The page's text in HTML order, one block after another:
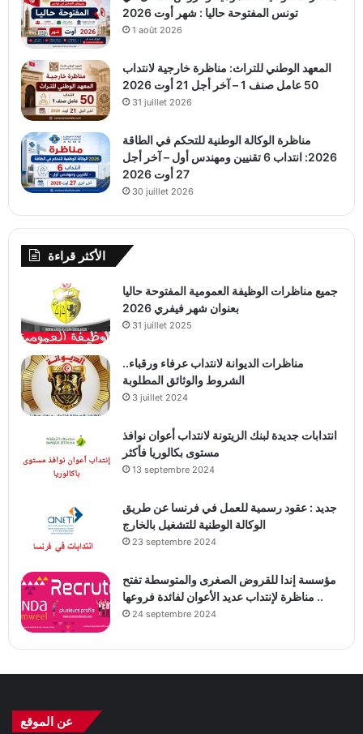
تونس المفتوحة حاليا : شهر أوت 2026
1 août 2026
المعهد الوطني للتراث: مناظرة خارجية لانتداب
50 عامل صنف 1 – آخر أجل 21 أوت 2026
31 juillet 2026
مناظرة الوكالة الوطنية للتحكم في الطاقة
2026: انتداب 6 تقنيين ومهندس أول – آخر أجل
27 أوت 2026
30 juillet 2026
الأكثر قراءة
جميع مناظرات الوظيفة العمومية المفتوحة حاليا
بعنوان شهر فيفري 2026
31 juillet 2025
مناظرات الديوانة لانتداب عرفاء ورقباء..
الشروط والوثائق المطلوبة
3 juillet 2024
انتدابات جديدة لبنك الزيتونة لانتداب أعوان نوافذ
مستوى بكالوريا فأكثر
13 septembre 2024
جديد : عقود رسمية للعمل في فرنسا عن طريق
الوكالة الوطنية للتشغيل بالخارج
23 septembre 2024
مؤسسة إندا للقروض الصغرى والمتوسطة تفتح
مناظرة لإنتداب عديد الأعوان لفائدة فروعها ..
24 septembre 2024
عن الموقع